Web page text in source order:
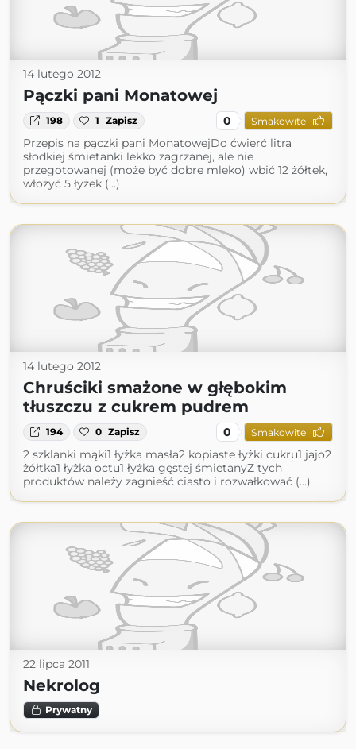
14 lutego 2012
Pączki pani Monatowej
198 1 Zapisz 0 Smakowite
Przepis na pączki pani MonatowejDo ćwierć litra
słodkiej śmietanki lekko zagrzanej, ale nie
przegotowanej (może być dobre mleko) wbić 12 żółtek,
włożyć 5 łyżek (...)
14 lutego 2012
Chruściki smażone w głębokim
tłuszczu z cukrem pudrem
194 0 Zapisz 0 Smakowite
2 szklanki mąki1 łyżka masła2 kopiaste łyżki cukru1 jajo2
żółtka1 łyżka octu1 łyżka gęstej śmietanyZ tych
produktów należy zagnieść ciasto i rozwałkować (...)
22 lipca 2011
Nekrolog
Prywatny